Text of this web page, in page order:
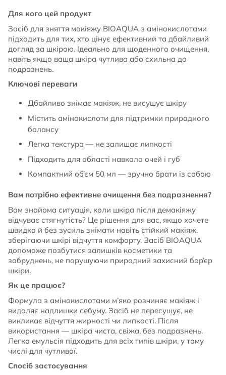
Для кого цей продукт
Засіб для зняття макіяжу BIOAQUA з амінокислотами
підходить для тих, хто цінує ефективний та дбайливий
догляд за шкірою. Ідеально для щоденного очищення,
навіть якщо ваша шкіра чутлива або схильна до
подразнень.
Ключові переваги
Дбайливо знімає макіяж, не висушує шкіру
Містить амінокислоти для підтримки природного
балансу
Легка текстура — не залишає липкості
Підходить для області навколо очей і губ
Компактний об’єм 50 мл — зручно брати із собою
Вам потрібно ефективне очищення без подразнення?
Вам знайома ситуація, коли шкіра після демакіяжу
відчуває стягнутість? Це рішення для вас, якщо хочете
швидко й без зусиль знімати навіть стійкий макіяж,
зберігаючи шкірі відчуття комфорту. Засіб BIOAQUA
допоможе позбутися залишків косметики та
забруднень, не порушуючи природний захисний бар’єр
шкіри.
Як це працює?
Формула з амінокислотами м’яко розчиняє макіяж і
видаляє надлишки себуму. Засіб не пересушує, не
викликає відчуття жирності чи липкості. Після
використання — шкіра чиста, свіжа, без подразнень.
Легка емульсія підходить для всіх типів шкіри, у тому
числі для чутливої.
Спосіб застосування